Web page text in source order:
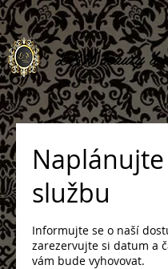
L&N beauty
Naplánujte
službu
Informujte se o naší
zarezervujte si datum a
vám bude vyhovovat.